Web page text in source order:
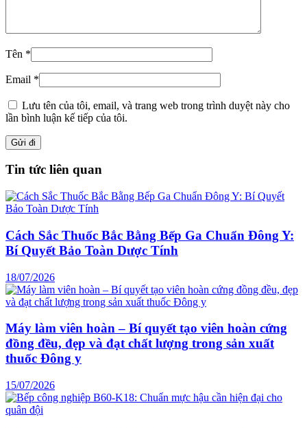
Tên *
Email *
Lưu tên của tôi, email, và trang web trong trình duyệt này cho
lần bình luận kế tiếp của tôi.
Tin tức liên quan
Cách Sắc Thuốc Bắc Bằng Bếp Ga Chuẩn Đông Y:
Bí Quyết Bảo Toàn Dược Tính
18/07/2026
Máy làm viên hoàn – Bí quyết tạo viên hoàn cứng
đồng đều, đẹp và đạt chất lượng trong sản xuất
thuốc Đông y
15/07/2026